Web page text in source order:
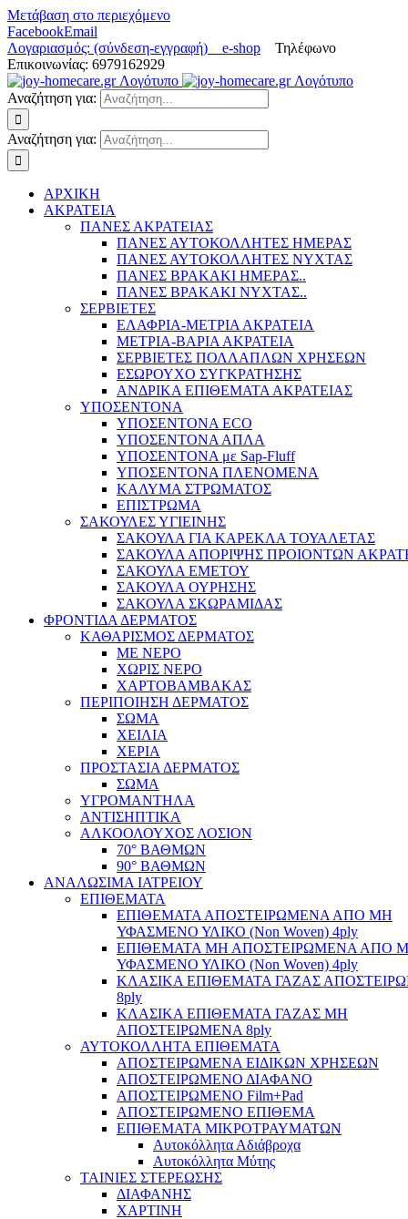
Μετάβαση στο περιεχόμενο
FacebookEmail
Λογαριασμός: (σύνδεση-εγγραφή) e-shop Τηλέφωνο
Επικοινωνίας: 6979162929
Αναζήτηση για:
Αναζήτηση για:
ΑΡΧΙΚΗ
ΑΚΡΑΤΕΙΑ
ΠΑΝΕΣ ΑΚΡΑΤΕΙΑΣ
ΠΑΝΕΣ ΑΥΤΟΚΟΛΛΗΤΕΣ ΗΜΕΡΑΣ
ΠΑΝΕΣ ΑΥΤΟΚΟΛΛΗΤΕΣ ΝΥΧΤΑΣ
ΠΑΝΕΣ ΒΡΑΚΑΚΙ ΗΜΕΡΑΣ..
ΠΑΝΕΣ ΒΡΑΚΑΚΙ ΝΥΧΤΑΣ..
ΣΕΡΒΙΕΤΕΣ
ΕΛΑΦΡΙΑ-ΜΕΤΡΙΑ ΑΚΡΑΤΕΙΑ
ΜΕΤΡΙΑ-ΒΑΡΙΑ ΑΚΡΑΤΕΙΑ
ΣΕΡΒΙΕΤΕΣ ΠΟΛΛΑΠΛΩΝ ΧΡΗΣΕΩΝ
ΕΣΩΡΟΥΧΟ ΣΥΓΚΡΑΤΗΣΗΣ
ΑΝΔΡΙΚΑ ΕΠΙΘΕΜΑΤΑ ΑΚΡΑΤΕΙΑΣ
ΥΠΟΣΕΝΤΟΝΑ
ΥΠΟΣΕΝΤΟΝΑ ECO
ΥΠΟΣΕΝΤΟΝΑ ΑΠΛΑ
ΥΠΟΣΕΝΤΟΝΑ με Sap-Fluff
ΥΠΟΣΕΝΤΟΝΑ ΠΛΕΝΟΜΕΝΑ
ΚΑΛΥΜΑ ΣΤΡΩΜΑΤΟΣ
ΕΠΙΣΤΡΩΜΑ
ΣΑΚΟΥΛΕΣ ΥΓΙΕΙΝΗΣ
ΣΑΚΟΥΛΑ ΓΙΑ ΚΑΡΕΚΛΑ ΤΟΥΑΛΕΤΑΣ
ΣΑΚΟΥΛΑ ΑΠΟΡΙΨΗΣ ΠΡΟΙΟΝΤΩΝ
ΣΑΚΟΥΛΑ ΕΜΕΤΟΥ
ΣΑΚΟΥΛΑ ΟΥΡΗΣΗΣ
ΣΑΚΟΥΛΑ ΣΚΩΡΑΜΙΔΑΣ
ΦΡΟΝΤΙΔΑ ΔΕΡΜΑΤΟΣ
ΚΑΘΑΡΙΣΜΟΣ ΔΕΡΜΑΤΟΣ
ΜΕ ΝΕΡΟ
ΧΩΡΙΣ ΝΕΡΟ
ΧΑΡΤΟΒΑΜΒΑΚΑΣ
ΠΕΡΙΠΟΙΗΣΗ ΔΕΡΜΑΤΟΣ
ΣΩΜΑ
ΧΕΙΛΙΑ
ΧΕΡΙΑ
ΠΡΟΣΤΑΣΙΑ ΔΕΡΜΑΤΟΣ
ΣΩΜΑ
ΥΓΡΟΜΑΝΤΗΛΑ
ΑΝΤΙΣΗΠΤΙΚΑ
ΑΛΚΟΟΛΟΥΧΟΣ ΛΟΣΙΟΝ
70° ΒΑΘΜΩΝ
90° ΒΑΘΜΩΝ
ΑΝΑΛΩΣΙΜΑ ΙΑΤΡΕΙΟΥ
ΕΠΙΘΕΜΑΤΑ
ΕΠΙΘΕΜΑΤΑ ΑΠΟΣΤΕΙΡΩΜΕΝΑ ΑΠΟ ΜΗ
ΥΦΑΣΜΕΝΟ ΥΛΙΚΟ (Non Woven) 4ply
ΕΠΙΘΕΜΑΤΑ ΜΗ ΑΠΟΣΤΕΙΡΩΜΕΝΑ ΑΠΟ
ΥΦΑΣΜΕΝΟ ΥΛΙΚΟ (Non Woven) 4ply
ΚΛΑΣΙΚΑ ΕΠΙΘΕΜΑΤΑ ΓΑΖΑΣ
8ply
ΚΛΑΣΙΚΑ ΕΠΙΘΕΜΑΤΑ ΓΑΖΑΣ ΜΗ
ΑΠΟΣΤΕΙΡΩΜΕΝΑ 8ply
ΑΥΤΟΚΟΛΛΗΤΑ ΕΠΙΘΕΜΑΤΑ
ΑΠΟΣΤΕΙΡΩΜΕΝΑ ΕΙΔΙΚΩΝ ΧΡΗΣΕΩΝ
ΑΠΟΣΤΕΙΡΩΜΕΝΟ ΔΙΑΦΑΝΟ
ΑΠΟΣΤΕΙΡΩΜΕΝΟ Film+Pad
ΑΠΟΣΤΕΙΡΩΜΕΝΟ ΕΠΙΘΕΜΑ
ΕΠΙΘΕΜΑΤΑ ΜΙΚΡΟΤΡΑΥΜΑΤΩΝ
Αυτοκόλλητα Αδιάβροχα
Αυτοκόλλητα Μύτης
ΤΑΙΝΙΕΣ ΣΤΕΡΕΩΣΗΣ
ΔΙΑΦΑΝΗΣ
ΧΑΡΤΙΝΗ